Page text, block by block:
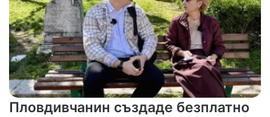
Пловдивчанин създаде безплатно